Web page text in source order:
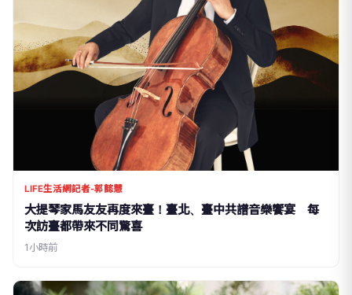
LIFE生活網記者-郭懿慧
大提琴家馬友友再度來臺！臺北、臺中共譜音樂饗宴 每
次訪臺都帶來不同驚喜
1小時前